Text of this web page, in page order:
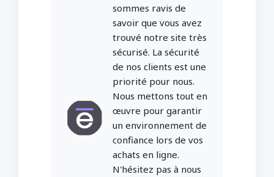
sommes ravis de
savoir que vous avez
trouvé notre site très
sécurisé. La sécurité
de nos clients est une
priorité pour nous.
Nous mettons tout en
œuvre pour garantir
un environnement de
confiance lors de vos
achats en ligne.
N'hésitez pas à nous